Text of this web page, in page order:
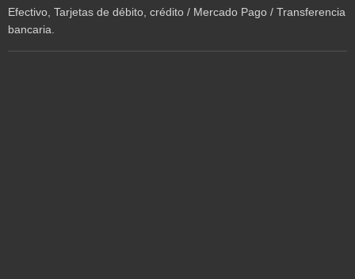
Efectivo, Tarjetas de débito, crédito / Mercado Pago / Transferencia
bancaria.